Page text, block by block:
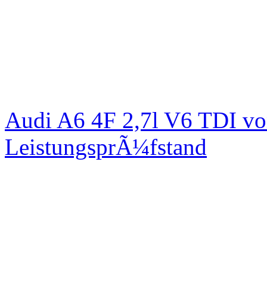
Audi A6 4F 2,7l V6 TDI
LeistungsprÃ¼fstand